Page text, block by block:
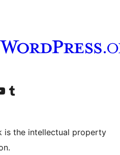
চেনেললৈ যাওকআমাৰ Tumblr একাউণ্টলৈ যাওক
is the intellectual property